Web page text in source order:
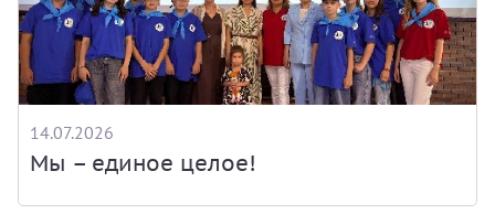
14.07.2026
Мы – единое целое!